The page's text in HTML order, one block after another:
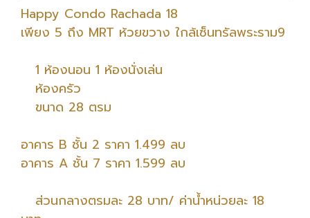
Happy Condo Rachada 18
เพียง 5 ถึง MRT ห้วยขวาง ใกล้เซ็นทรัลพระราม9
1 ห้องนอน 1 ห้องนั่งเล่น
ห้องครัว
ขนาด 28 ตรม
อาคาร B ชั้น 2 ราคา 1.499 ลบ
อาคาร A ชั้น 7 ราคา 1.599 ลบ
ส่วนกลางตรมละ 28 บาท/ ค่าน้ำหน่วยละ 18